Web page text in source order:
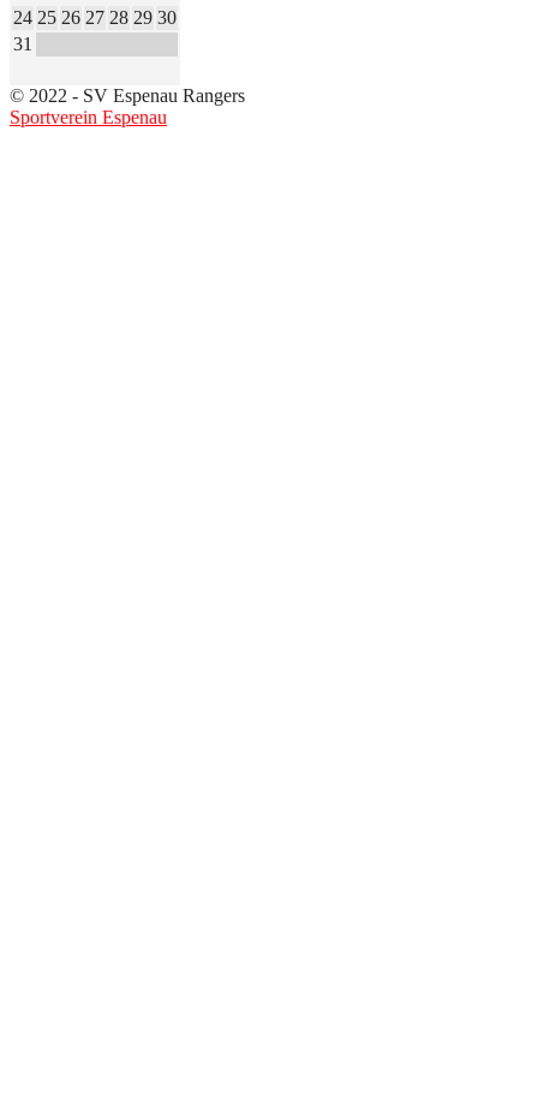
24 25 26 27 28 29 30
31
© 2022 - SV Espenau Rangers
Sportverein Espenau